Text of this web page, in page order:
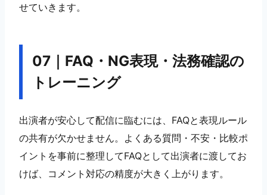
せていきます。
07｜FAQ・NG表現・法務確認の
トレーニング
出演者が安心して配信に臨むには、FAQと表現ルール
の共有が欠かせません。よくある質問・不安・比較ポ
イントを事前に整理してFAQとして出演者に渡してお
けば、コメント対応の精度が大きく上がります。